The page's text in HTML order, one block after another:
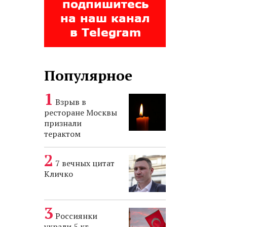
Популярное
Взрыв в
ресторане Москвы
признали
терактом
7 вечных цитат
Кличко
Россиянки